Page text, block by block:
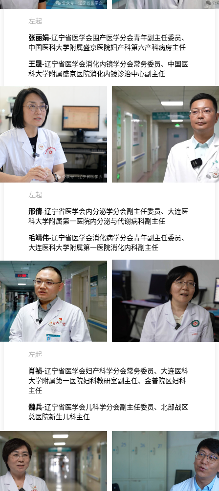
左起
张丽娟-辽宁省医学会围产医学分会青年副主任委员、
中国医科大学附属盛京医院妇产科第六产科病房主任
王晟-辽宁省医学会消化内镜学分会常务委员、中国医
科大学附属盛京医院消化内镜诊治中心副主任
左起
邢倩-辽宁省医学会内分泌学分会副主任委员、大连医
科大学附属第一医院内分泌与代谢病科副主任
毛靖伟-辽宁省医学会消化病学分会青年副主任委员、
大连医科大学附属第一医院消化内科副主任
左起
肖祯-辽宁省医学会妇产科学分会常务委员、大连医科
大学附属第一医院妇科教研室副主任、金普院区妇科
主任
魏兵-辽宁省医学会儿科学分会副主任委员、北部战区
总医院新生儿科主任